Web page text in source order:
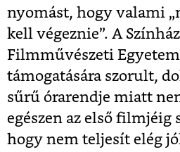
nyomást, hogy valami
kell végeznie”. A
Filmművészeti
támogatására szorult,
sűrű órarendje miatt
egészen az első filmjéig
hogy nem teljesít elég